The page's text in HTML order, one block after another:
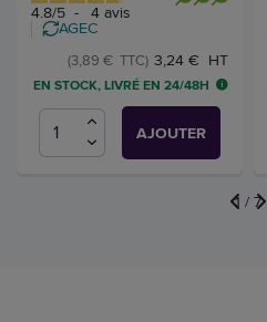
4.8/5 - 4 avis
AGEC
3,24 € HT
(3,89 € TTC)
EN STOCK, LIVRÉ EN 24/48H
AJOUTER
1 / 7